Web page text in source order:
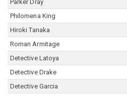
Parker Dray
Philomena King
Hiroki Tanaka
Roman Armitage
Detective Latoya
Detective Drake
Detective Garcia